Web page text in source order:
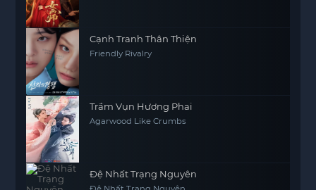
31A
33A
35A 35B
37A
39A 39B 40A
Cạnh Tranh Thân Thiện
Friendly Rivalry
Trầm Vụn Hương Phai
Agarwood Like Crumbs
Đệ Nhất Trạng Nguyên